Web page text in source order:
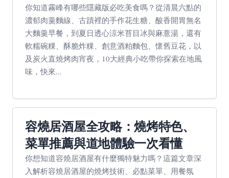
你知道霧峰有哪些隱藏版必吃美食嗎？從清晨六點的
濃郁肉羹麵線、古蹟裡的手作花生糖、酸香開胃無名
大麵羹早餐，到夏日透心涼米苔目冰與麻薏湯，還有
軟糯碗粿、酥脆炸粿、創意酒粕麵包、懷舊豆花，以
及炭火直燒烤肉宵夜，10大經典小吃帶你探索在地風
味，快來...
容燒居酒屋全攻略：燒烤特色、
菜單推薦與道地體驗一次看懂
你想知道容燒居酒屋有什麼獨特魅力嗎？這篇文章深
入解析容燒居酒屋的燒烤技術、必點菜單、用餐氛